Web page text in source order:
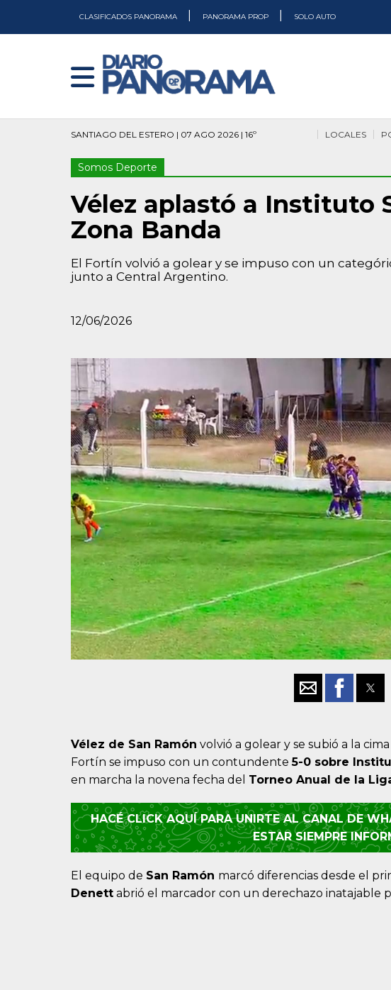
CLASIFICADOS PANORAMA PANORAMA PROP SOLO AUTO
SANTIAGO DEL ESTERO | 07 AGO 2026 | 16º LOCALES
Somos Deporte
Vélez aplastó a Instituto
Zona Banda
El Fortín volvió a golear y se impuso con un
junto a Central Argentino.
12/06/2026
Vélez de San Ramón volvió a golear y se subió a la
Fortín se impuso con un contundente5-0 sobre
en marcha la novena fecha del Torneo Anual de la
HACÉ CLICK AQUÍ PARA UNIRTE AL CANAL DE
ESTAR SIEMPRE
El equipo de San Ramón marcó diferencias desde el
Denett abrió el marcador con un derechazo inatajable